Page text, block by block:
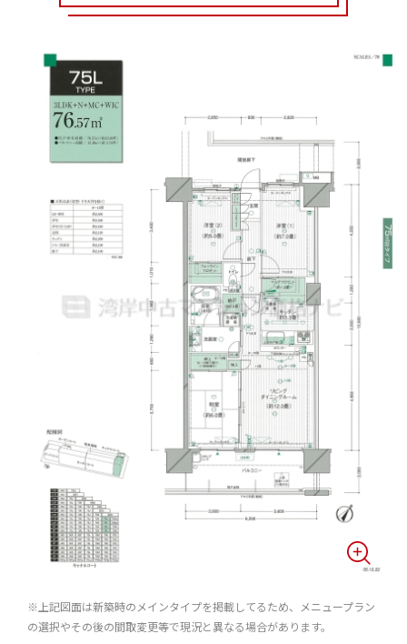
※上記図面は新築時のメインタイプを掲載してるため、メニュープラン
の選択やその後の間取変更等で現況と異なる場合があります。